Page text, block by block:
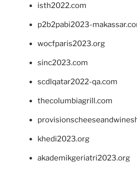
isth2022.com
p2b2pabi2023-
wocfparis2023.org
sinc2023.com
scdlqatar2022-qa.com
thecolumbiagrill.com
khedi2023.org
akademikgeriatri2023.org